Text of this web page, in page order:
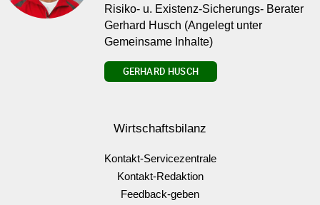
Risiko- u. Existenz-Sicherungs- Berater
Gerhard Husch (Angelegt unter
Gemeinsame Inhalte)
GERHARD HUSCH
Wirtschaftsbilanz
Kontakt-Servicezentrale
Kontakt-Redaktion
Feedback-geben